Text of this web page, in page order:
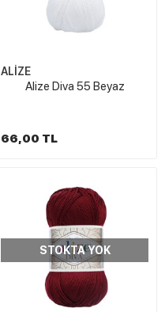
ALİZE
Alize Diva 55 Beyaz
66,00 TL
STOKTA YOK